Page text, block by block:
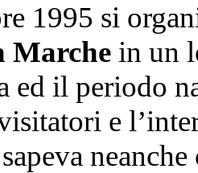
1995 si
Marche in un
ed il periodo
e